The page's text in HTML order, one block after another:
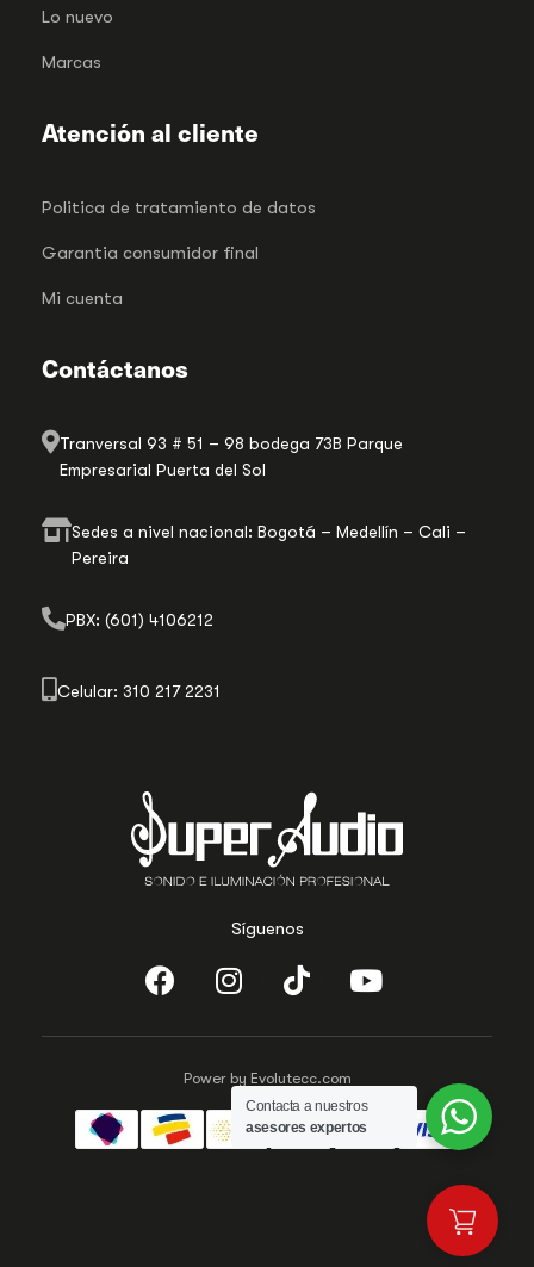
Síguenos
Lo nuevo
Marcas
Atención al cliente
Politica de tratamiento de datos
Garantia consumidor final
Mi cuenta
Contáctanos
Tranversal 93 # 51 – 98 bodega 73B Parque
Empresarial Puerta del Sol
Sedes a nivel nacional: Bogotá – Medellín – Cali –
Pereira
PBX: (601) 4106212
Celular: 310 217 2231
Power by Evolutecc.com
Contacta a nuestros
asesores expertos